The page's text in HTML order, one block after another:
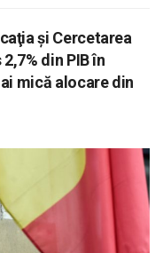
şi Cercetarea
din PIB în
mică alocare din